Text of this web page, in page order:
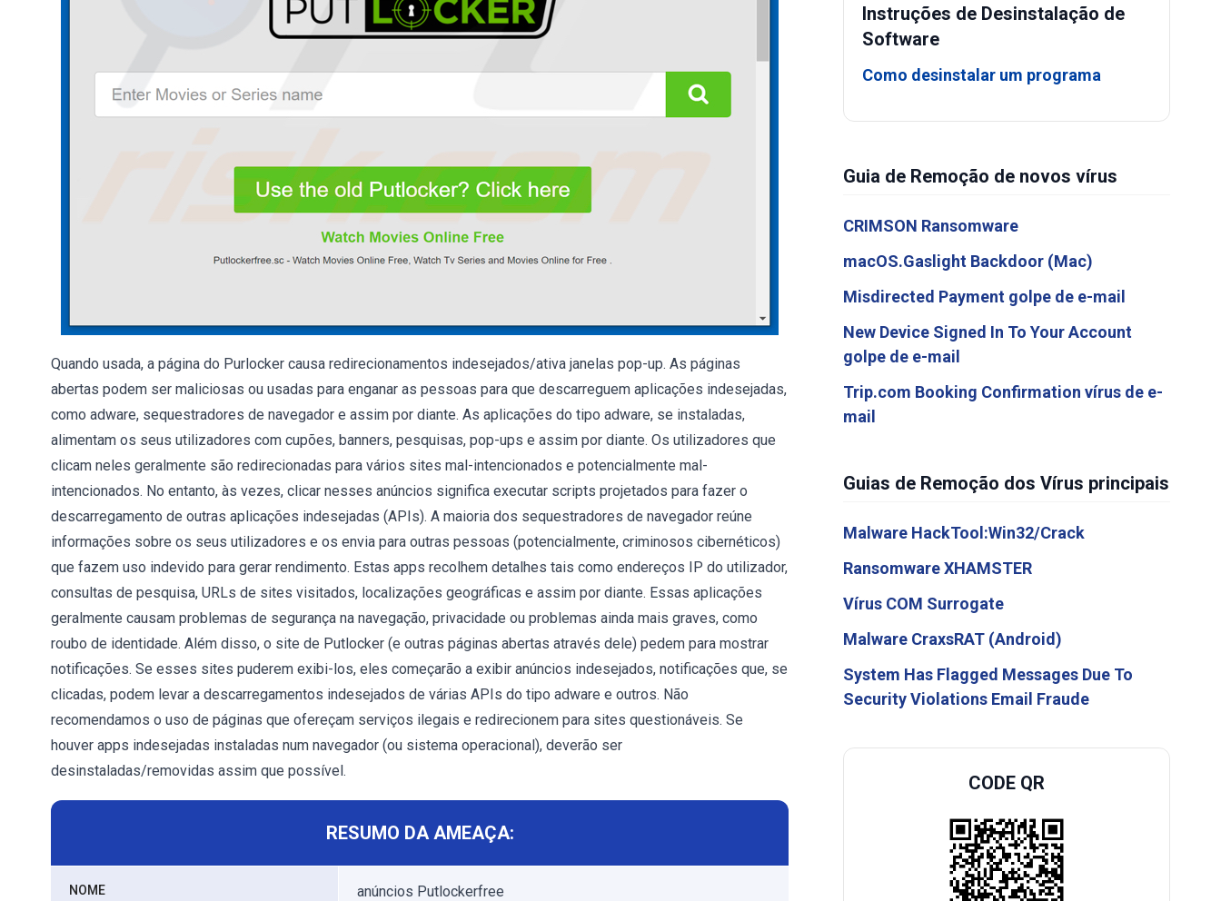
Quando usada, a página do Purlocker causa redirecionamentos indesejados/ativa janelas pop-up. As páginas
abertas podem ser maliciosas ou usadas para enganar as pessoas para que descarreguem aplicações indesejadas,
como adware, sequestradores de navegador e assim por diante. As aplicações do tipo adware, se instaladas,
alimentam os seus utilizadores com cupões, banners, pesquisas, pop-ups e assim por diante. Os utilizadores que
clicam neles geralmente são redirecionadas para vários sites mal-intencionados e potencialmente mal-
intencionados. No entanto, às vezes, clicar nesses anúncios significa executar scripts projetados para fazer o
descarregamento de outras aplicações indesejadas (APIs). A maioria dos sequestradores de navegador reúne
informações sobre os seus utilizadores e os envia para outras pessoas (potencialmente, criminosos cibernéticos)
que fazem uso indevido para gerar rendimento. Estas apps recolhem detalhes tais como endereços IP do utilizador,
consultas de pesquisa, URLs de sites visitados, localizações geográficas e assim por diante. Essas aplicações
geralmente causam problemas de segurança na navegação, privacidade ou problemas ainda mais graves, como
roubo de identidade. Além disso, o site de Putlocker (e outras páginas abertas através dele) pedem para mostrar
notificações. Se esses sites puderem exibi-los, eles começarão a exibir anúncios indesejados, notificações que, se
clicadas, podem levar a descarregamentos indesejados de várias APIs do tipo adware e outros. Não
recomendamos o uso de páginas que ofereçam serviços ilegais e redirecionem para sites questionáveis. Se
houver apps indesejadas instaladas num navegador (ou sistema operacional), deverão ser
desinstaladas/removidas assim que possível.
RESUMO DA AMEAÇA:
NOME anúncios Putlockerfree
Instruções de Desinstalação de
Software
Como desinstalar um programa
Guia de Remoção de novos vírus
CRIMSON Ransomware
macOS.Gaslight Backdoor (Mac)
Misdirected Payment golpe de e-mail
New Device Signed In To Your Account
golpe de e-mail
Trip.com Booking Confirmation vírus de e-
mail
Guias de Remoção dos Vírus principais
Malware HackTool:Win32/Crack
Ransomware XHAMSTER
Vírus COM Surrogate
Malware CraxsRAT (Android)
System Has Flagged Messages Due To
Security Violations Email Fraude
CODE QR